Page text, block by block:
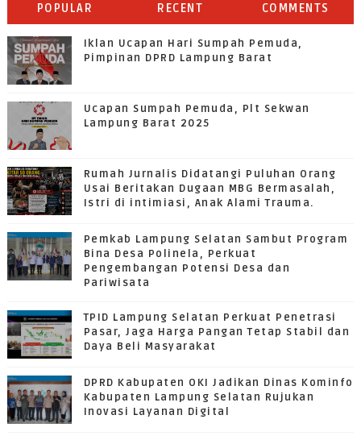
POPULAR RECENT COMMENTS
Iklan Ucapan Hari Sumpah Pemuda,
Pimpinan DPRD Lampung Barat
Ucapan Sumpah Pemuda, Plt Sekwan
Lampung Barat 2025
Rumah Jurnalis Didatangi Puluhan Orang
Usai Beritakan Dugaan MBG Bermasalah,
Istri di intimiasi, Anak Alami Trauma.
Pemkab Lampung Selatan Sambut Program
Bina Desa Polinela, Perkuat
Pengembangan Potensi Desa dan
Pariwisata
TPID Lampung Selatan Perkuat Penetrasi
Pasar, Jaga Harga Pangan Tetap Stabil dan
Daya Beli Masyarakat
DPRD Kabupaten OKI Jadikan Dinas Kominfo
Kabupaten Lampung Selatan Rujukan
Inovasi Layanan Digital